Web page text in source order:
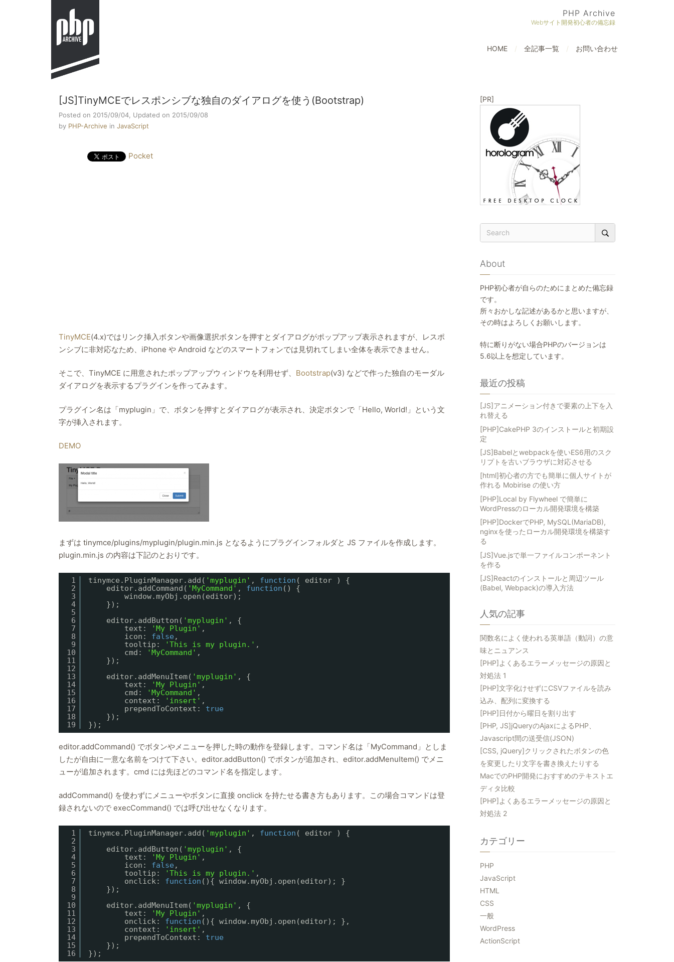
PHP Archive
Webサイト開発初心者の備忘録
HOME 全記事一覧 お問い合わせ
[JS]TinyMCEでレスポンシブな独自のダイアログを使う(Bootstrap)
Posted on 2015/09/04, Updated on 2015/09/08
by PHP-Archive in JavaScript
Pocket
TinyMCE(4.x)ではリンク挿入ボタンや画像選択ボタンを押すとダイアログがポップアップ表示されますが、レスポ
ンシブに非対応なため、iPhone や Android などのスマートフォンでは見切れてしまい全体を表示できません。
そこで、TinyMCE に用意されたポップアップウィンドウを利用せず、 Bootstrap(v3) などで作った独自のモーダル
ダイアログを表示するプラグインを作ってみます。
プラグイン名は「myplugin」で、ボタンを押すとダイアログが表示され、決定ボタンで「Hello, World!」という文
字が挿入されます。
DEMO
まずは tinymce/plugins/myplugin/plugin.min.js となるようにプラグインフォルダと JS ファイルを作成します。
plugin.min.js の内容は下記のとおりです。
1
2
3
4
5
6
7
8
9
10
11
12
13
14
15
16
17
18
19
tinymce.PluginManager.add( 'myplugin' , function ( editor ) {
editor.addCommand( 'MyCommand' , function () {
window.myObj.open(editor);
});
editor.addButton( 'myplugin' , {
text:
'My Plugin' ,
icon: false ,
tooltip:
'This is my plugin.' ,
cmd:
'MyCommand' ,
});
editor.addMenuItem( 'myplugin' , {
text:
'My Plugin' ,
cmd:
'MyCommand' ,
context:
'insert' ,
prependToContext: true
});
});
editor.addCommand() でボタンやメニューを押した時の動作を登録します。コマンド名は「MyCommand」としま
したが自由に一意な名前をつけて下さい。editor.addButton() でボタンが追加され、editor.addMenuItem() でメニ
ューが追加されます。cmd には先ほどのコマンド名を指定します。
addCommand() を使わずにメニューやボタンに直接 onclick を持たせる書き方もあります。この場合コマンドは登
録されないので execCommand() では呼び出せなくなります。
1
2
3
4
5
6
7
8
9
10
11
12
13
14
15
16
tinymce.PluginManager.add( 'myplugin' , function ( editor ) {
editor.addButton( 'myplugin' , {
text:
'My Plugin' ,
icon: false ,
tooltip:
'This is my plugin.' ,
onclick: function (){ window.myObj.open(editor); }
});
editor.addMenuItem( 'myplugin' , {
text:
'My Plugin' ,
onclick: function (){ window.myObj.open(editor); },
context:
'insert' ,
prependToContext: true
});
});
[PR]
About
PHP初心者が自らのためにまとめた備忘録
です。
所々おかしな記述があるかと思いますが、
その時はよろしくお願いします。
特に断りがない場合PHPのバージョンは
5.6以上を想定しています。
最近の投稿
[JS]アニメーション付きで要素の上下を入
れ替える
[PHP]CakePHP 3のインストールと初期設
定
[JS]Babelとwebpackを使いES6用のスク
リプトを古いブラウザに対応させる
[html]初心者の方でも簡単に個人サイトが
作れる Mobirise の使い方
[PHP]Local by Flywheel で簡単に
WordPressのローカル開発環境を構築
[PHP]DockerでPHP, MySQL(MariaDB),
nginxを使ったローカル開発環境を構築す
る
[JS]Vue.jsで単一ファイルコンポーネント
を作る
[JS]Reactのインストールと周辺ツール
(Babel, Webpack)の導入方法
人気の記事
関数名によく使われる英単語（動詞）の意
味とニュアンス
[PHP]よくあるエラーメッセージの原因と
対処法 1
[PHP]文字化けせずにCSVファイルを読み
込み、配列に変換する
[PHP]日付から曜日を割り出す
[PHP, JS]jQueryのAjaxによるPHP、
Javascript間の送受信(JSON)
[CSS, jQuery]クリックされたボタンの色
を変更したり文字を書き換えたりする
MacでのPHP開発におすすめのテキストエ
ディタ比較
[PHP]よくあるエラーメッセージの原因と
対処法 2
カテゴリー
PHP
JavaScript
HTML
CSS
一般
WordPress
ActionScript